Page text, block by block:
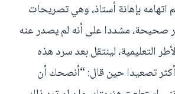
اتهامه بإهانة أستاذ، وهي تصريحات
صحيحة، مشددا على أنه لم يصدر عنه
التعليمية، لينتقل بعد سرد هذه
أكثر تصعيدا حين قال: “أنصحك أن